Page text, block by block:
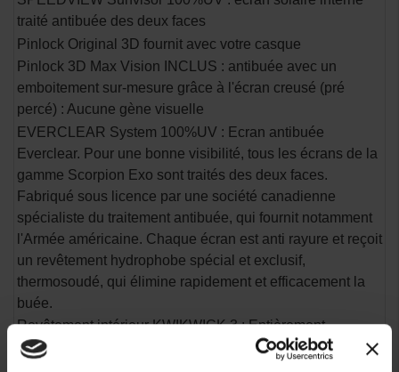
traité antibuée des deux faces
Pinlock Original 3D fournit avec votre casque
Pinlock 3D Max Vision INCLUS : antibuée avec un
emboitement sur-mesure grâce à l'écran creusé (pré
percé) : Aucune gène visuelle
EVERCLEAR System 100%UV : Ecran antibuée
Everclear. Pour une bonne visibilité, tous les écrans de la
gamme Scorpion Exo sont traités des deux faces.
Fabriqué sous licence par une société canadienne
spécialiste du traitement antibuée, qui fournit notamment
l'Armée américaine. Chaque écran est anti rayure et reçoit
un revêtement hydrophobe spécial et exclusif,
thermosoudé, qui élimine rapidement et efficacement la
buée.
Revêtement intérieur KWIKWICK 3 : Entièrement
démontable et lavable, le revêtement KwikWick est